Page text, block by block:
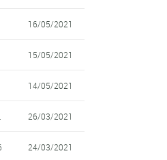
16/05/2021
15/05/2021
14/05/2021
26/03/2021
24/03/2021